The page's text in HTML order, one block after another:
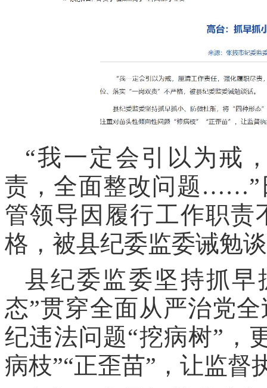
“我一定会引以为戒
责，全面整改问题……”
管领导因履行工作职责
格，被县纪委监委诫勉
县纪委监委坚持抓早
态”贯穿全面从严治党
纪违法问题“挖病树”，
病枝”“正歪苗”，让监督